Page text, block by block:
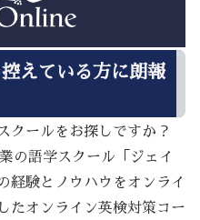
えている方に朗報
クールをお探しですか？
の語学スクール「ジェイ
経験とノウハウをオンライ
たオンライン英検対策コー